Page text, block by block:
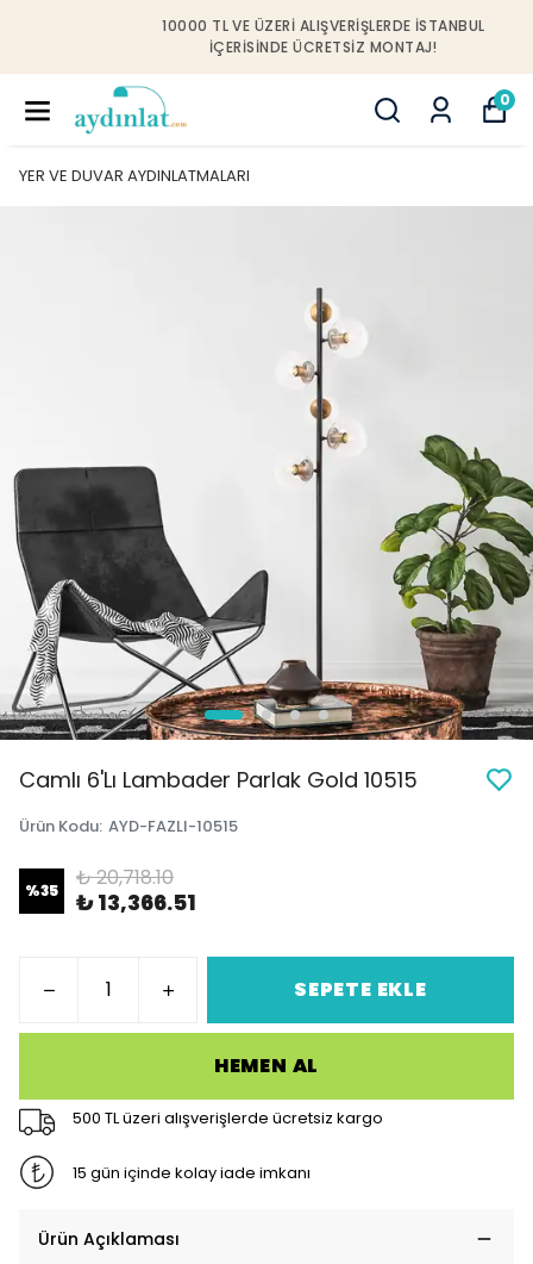
10000 TL VE ÜZERI ALIŞVERIŞLERDE İSTANBUL
IÇERISINDE ÜCRETSIZ MONTAJ!
0
YER VE DUVAR AYDINLATMALARI
Camlı 6'Lı Lambader Parlak Gold 10515
Ürün Kodu: AYD-FAZLI-10515
%35 ₺ 20,718.10
₺ 13,366.51
SEPETE EKLE
HEMEN AL
500 TL üzeri alışverişlerde ücretsiz kargo
15 gün içinde kolay iade imkanı
Ürün Açıklaması